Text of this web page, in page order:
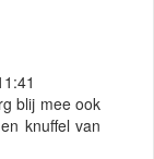
blij mee ook
knuffel van